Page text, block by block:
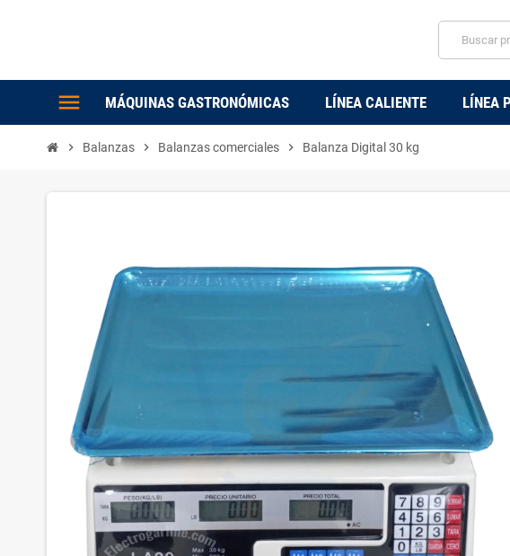
menu MÁQUINAS GASTRONÓMICAS LÍNEA CALIENTE LÍNEA
chevron_right Balanzas chevron_right Balanzas comerciales chevron_right Balanza Digital 30 kg